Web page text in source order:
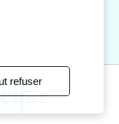
refuser